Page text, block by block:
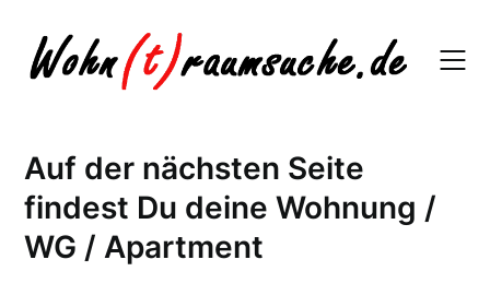
content
Auf der nächsten Seite
findest Du deine Wohnung /
WG / Apartment